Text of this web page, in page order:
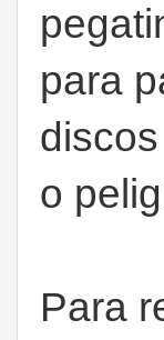
para
o
Para